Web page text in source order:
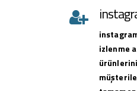
izlenme